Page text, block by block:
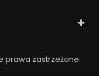
prawa zastrzeżone.